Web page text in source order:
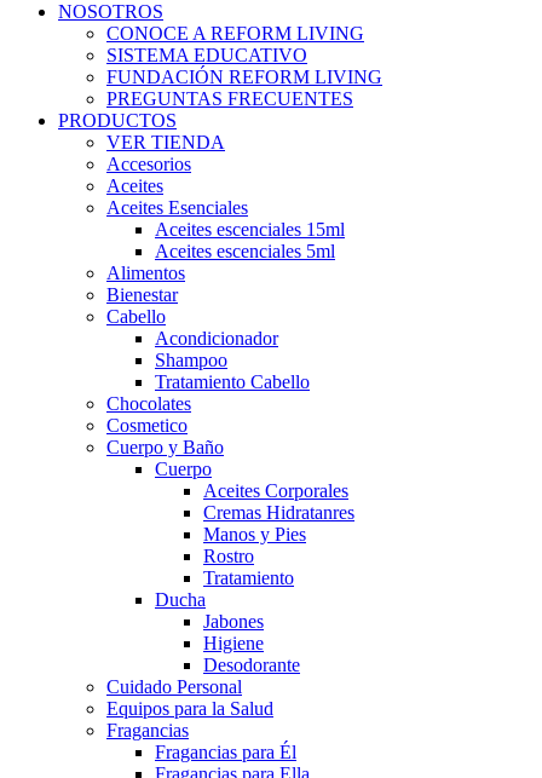
NOSOTROS
CONOCE A REFORM LIVING
SISTEMA EDUCATIVO
FUNDACIÓN REFORM LIVING
PREGUNTAS FRECUENTES
PRODUCTOS
VER TIENDA
Accesorios
Aceites
Aceites Esenciales
Aceites escenciales 15ml
Aceites escenciales 5ml
Alimentos
Bienestar
Cabello
Acondicionador
Shampoo
Tratamiento Cabello
Chocolates
Cosmetico
Cuerpo y Baño
Cuerpo
Aceites Corporales
Cremas Hidratanres
Manos y Pies
Rostro
Tratamiento
Ducha
Jabones
Higiene
Desodorante
Cuidado Personal
Equipos para la Salud
Fragancias
Fragancias para Él
Fragancias para Ella